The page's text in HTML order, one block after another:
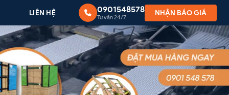
LIÊN HỆ 0901548578
Tư vấn 24/7
NHẬN BÁO GIÁ